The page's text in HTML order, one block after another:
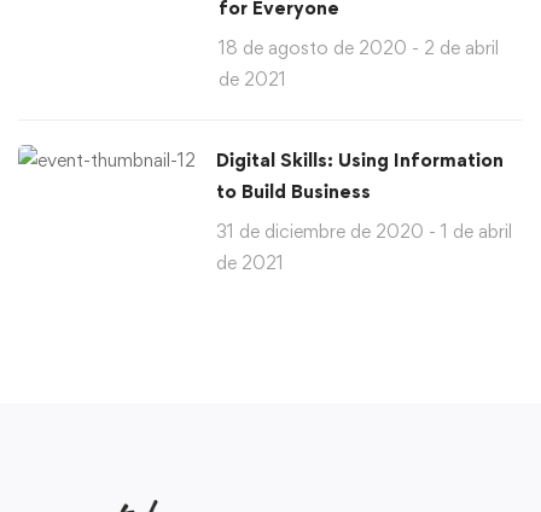
for Everyone
18 de agosto de 2020 - 2 de abril
de 2021
Digital Skills: Using Information
to Build Business
31 de diciembre de 2020 - 1 de abril
de 2021